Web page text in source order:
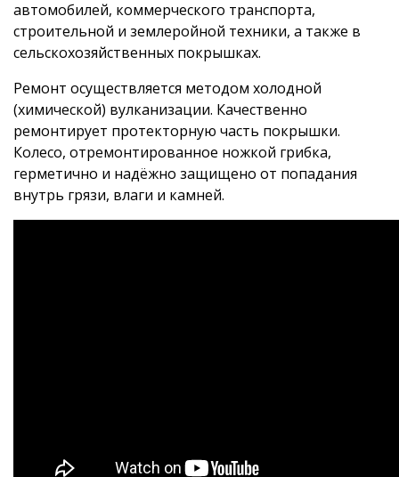
автомобилей, коммерческого транспорта,
строительной и землеройной техники, а также в
сельскохозяйственных покрышках.
Ремонт осуществляется методом холодной
(химической) вулканизации. Качественно
ремонтирует протекторную часть покрышки.
Колесо, отремонтированное ножкой грибка,
герметично и надёжно защищено от попадания
внутрь грязи, влаги и камней.